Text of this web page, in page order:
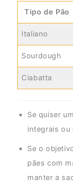
Tipo de Pão
Italiano
Sourdough
Ciabatta
Se quiser
integrais ou
Se o
pães com
manter a